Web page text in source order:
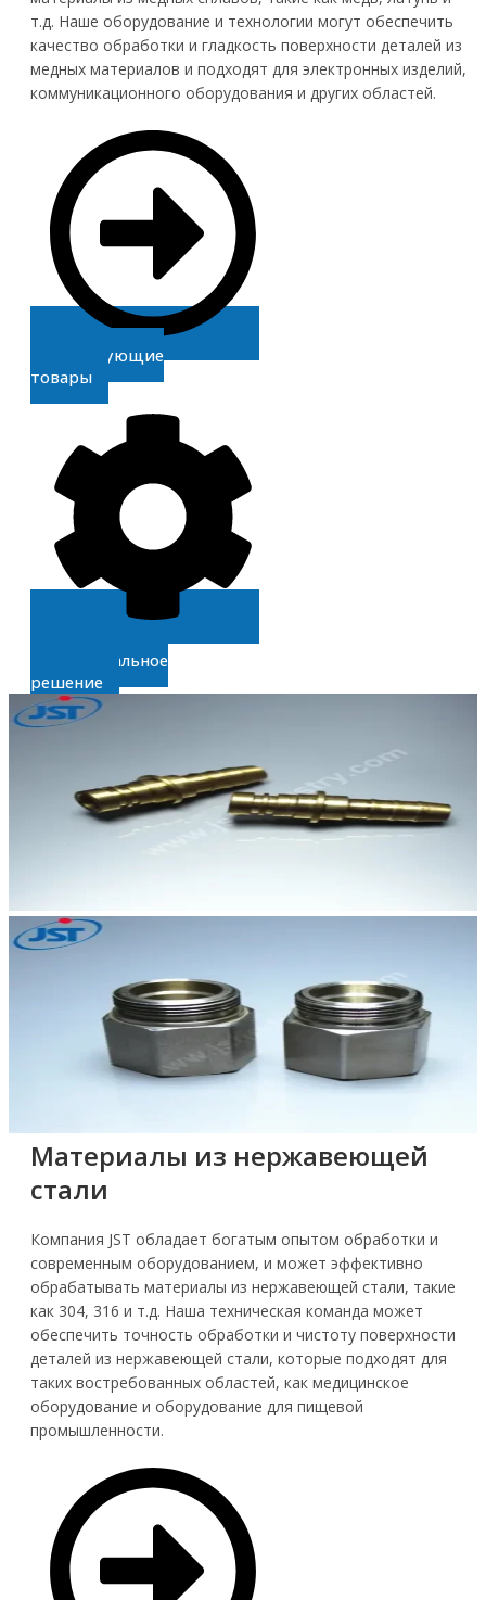
т.д. Наше оборудование и технологии могут обеспечить
качество обработки и гладкость поверхности деталей из
медных материалов и подходят для электронных изделий,
коммуникационного оборудования и других областей.
Сопутствующие
товары
индивидуальное
решение
Материалы из нержавеющей
стали
Компания JST обладает богатым опытом обработки и
современным оборудованием, и может эффективно
обрабатывать материалы из нержавеющей стали, такие
как 304, 316 и т.д. Наша техническая команда может
обеспечить точность обработки и чистоту поверхности
деталей из нержавеющей стали, которые подходят для
таких востребованных областей, как медицинское
оборудование и оборудование для пищевой
промышленности.